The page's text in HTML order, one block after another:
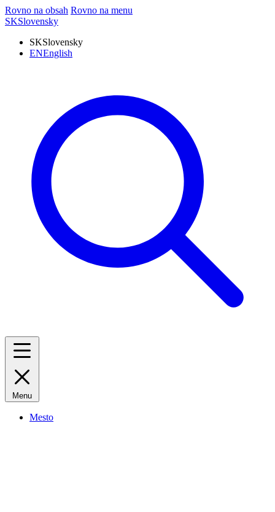
Rovno na obsah Rovno na menu
SKSlovensky
SKSlovensky
ENEnglish
Menu
Mesto